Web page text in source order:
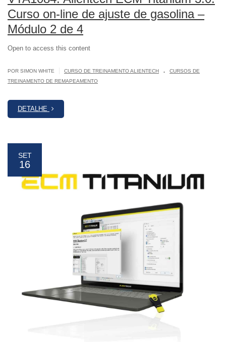
Curso on-line de ajuste de gasolina –
Módulo 2 de 4
Open to access this content
POR SIMON WHITE CURSO DE TREINAMENTO ALIENTECH .
CURSOS DE
TREINAMENTO DE REMAPEAMENTO
DETALHE
SET
16